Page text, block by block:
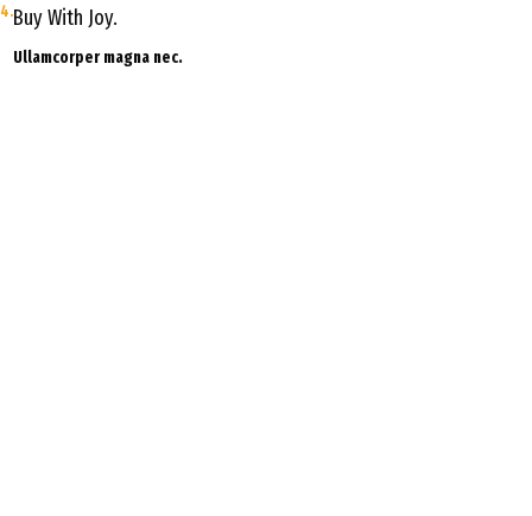
4.Buy With Joy.
Ullamcorper magna nec.